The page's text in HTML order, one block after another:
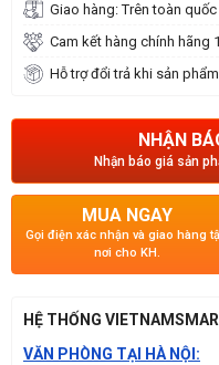
Giao hàng: Trên toàn quốc
Cam kết hàng chính hãng
Hỗ trợ đổi trả khi sản
NHẬN
Nhận báo giá sản
MUA NGAY
Gọi điện xác nhận và giao hàng
nơi cho KH.
HỆ THỐNG
VĂN PHÒNG TẠI HÀ NỘI: